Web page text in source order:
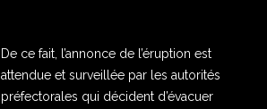
De ce fait, l’annonce de l’éruption est
attendue et surveillée par les autorités
préfectorales qui décident d’évacuer